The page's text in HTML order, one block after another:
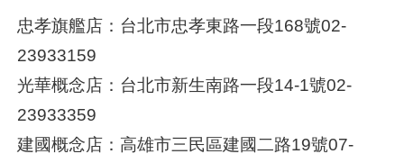
忠孝旗艦店：台北市忠孝東路一段168號02-
23933159
光華概念店：台北市新生南路一段14-1號02-
23933359
建國概念店：高雄市三民區建國二路19號07-